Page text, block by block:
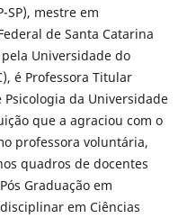
SP), mestre em
de Santa Catarina
Universidade do
é Professora Titular
da Universidade
que a agraciou com o
professora voluntária,
quadros de docentes
Graduação em
em Ciências